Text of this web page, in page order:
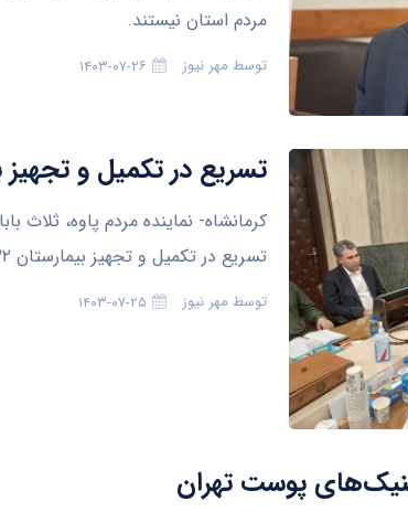
مردم استان نیستند.
توسط مهر نیوز ۱۴۰۳-۰۷-۲۶
تسریع در تکمیل و تجهیز بیمارستان ۳۲
کرمانشاه- نماینده مردم پاوه، ثلاث
تسریع در تکمیل و تجهیز بیمارستان ۳۲ تختخوابی ثلاث باباجانی تاکید کرد.
توسط مهر نیوز ۱۴۰۳-۰۷-۲۵